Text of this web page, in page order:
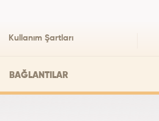
Kullanım Şartları
BAĞLANTILAR